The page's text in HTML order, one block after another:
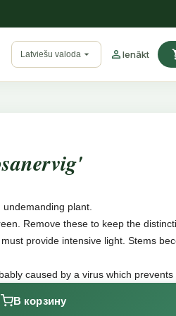
Latviešu valoda  Ienākt
plant.
Remove these to keep the
provide intensive light. Stems
caused by a virus which prevents
leaf ribs, making them white.
В корзину